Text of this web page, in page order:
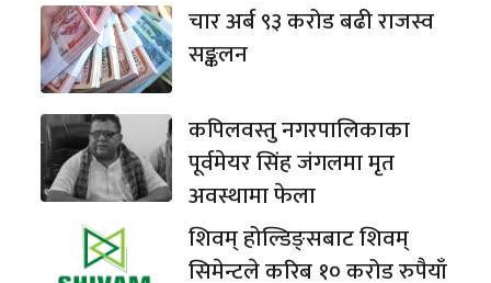
चार अर्ब ९३ करोड बढी राजस्व
सङ्कलन
कपिलवस्तु नगरपालिकाका
पूर्वमेयर सिंह जंगलमा मृत
अवस्थामा फेला
शिवम् होल्डिङ्सबाट शिवम्
सिमेन्टले करिब १० करोड रुपैयाँ